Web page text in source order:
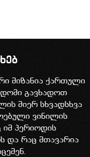
მიზანია ქართული
გავხადოთ
მიერ სხვადსხვა
ვინილის
პერიოდის
და რაც მთავარია